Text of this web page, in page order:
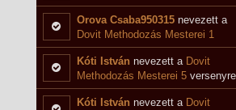
versenyre
Orova Csaba950315nevezett a
Dovit Methodozás Mesterei 1
versenyre
Kóti István nevezett a Dovit
Methodozás Mesterei 5versenyre
Kóti István nevezett a Dovit